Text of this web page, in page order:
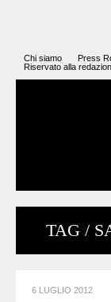
Chi siamo Press
Riservato alla
TAG /
6 LUGLIO 2012